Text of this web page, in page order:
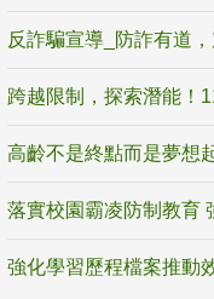
落實校園霸凌防制教育